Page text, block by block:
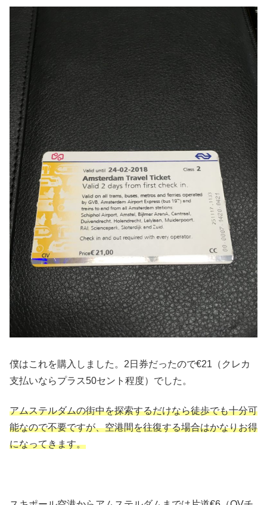
僕はこれを購入しました。2日券だったので€21（クレカ
支払いならプラス50セント程度）でした。
アムステルダムの街中を探索するだけなら徒歩でも十分可
能なので不要ですが、空港間を往復する場合はかなりお得
になってきます。